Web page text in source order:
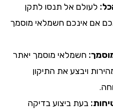
אל תנסו לתקן
אינכם חשמלאי מוסמך
חשמלאי מוסמך יאתר
ויבצע את התיקון
בעת ביצוע בדיקה